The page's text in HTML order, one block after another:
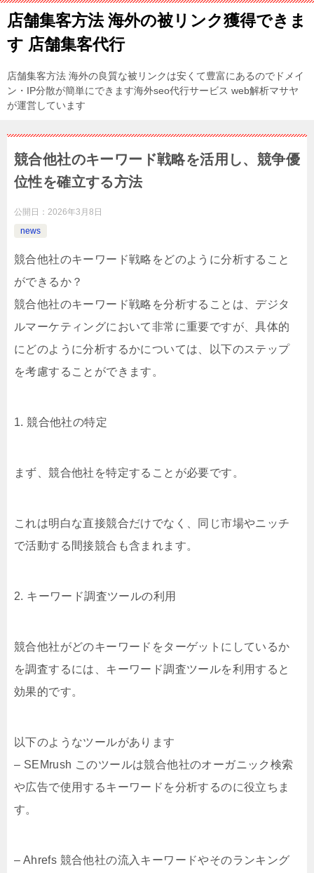
店舗集客方法 海外の被リンク獲得できま
す 店舗集客代行
店舗集客方法 海外の良質な被リンクは安くて豊富にあるのでドメイ
ン・IP分散が簡単にできます海外seo代行サービス web解析マサヤ
が運営しています
競合他社のキーワード戦略を活用し、競争優
位性を確立する方法
公開日： 2026年3月8日
news
競合他社のキーワード戦略をどのように分析すること
ができるか？
競合他社のキーワード戦略を分析することは、デジタ
ルマーケティングにおいて非常に重要ですが、具体的
にどのように分析するかについては、以下のステップ
を考慮することができます。
1. 競合他社の特定
まず、競合他社を特定することが必要です。
これは明白な直接競合だけでなく、同じ市場やニッチ
で活動する間接競合も含まれます。
2. キーワード調査ツールの利用
競合他社がどのキーワードをターゲットにしているか
を調査するには、キーワード調査ツールを利用すると
効果的です。
以下のようなツールがあります
– SEMrush このツールは競合他社のオーガニック検索
や広告で使用するキーワードを分析するのに役立ちま
す。
– Ahrefs 競合他社の流入キーワードやそのランキング